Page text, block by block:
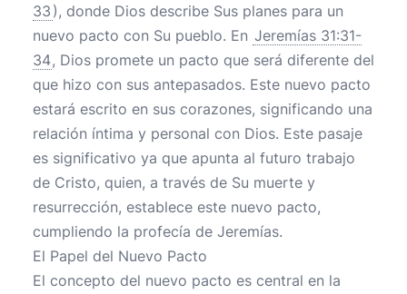
33 ), donde Dios describe Sus planes para un
nuevo pacto con Su pueblo. En Jeremías 31:31-
34, Dios promete un pacto que será diferente del
que hizo con sus antepasados. Este nuevo pacto
estará escrito en sus corazones, significando una
relación íntima y personal con Dios. Este pasaje
es significativo ya que apunta al futuro trabajo
de Cristo, quien, a través de Su muerte y
resurrección, establece este nuevo pacto,
cumpliendo la profecía de Jeremías.
El Papel del Nuevo Pacto
El concepto del nuevo pacto es central en la